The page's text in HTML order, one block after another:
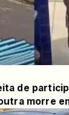
de
morre